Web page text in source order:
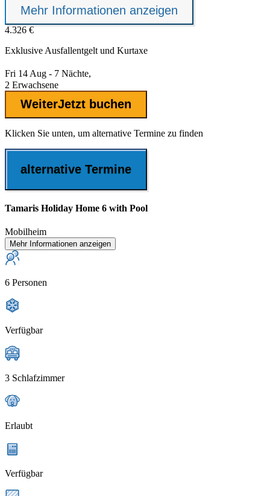
Mehr Informationen anzeigen
4.326 €
Exklusive Ausfallentgelt und Kurtaxe
Fri 14 Aug - 7 Nächte,
2 Erwachsene
WeiterJetzt buchen
Klicken Sie unten, um alternative Termine zu finden
alternative Termine
Tamaris Holiday Home 6 with Pool
Mobilheim
Mehr Informationen anzeigen
6 Personen
Verfügbar
3 Schlafzimmer
Erlaubt
Verfügbar